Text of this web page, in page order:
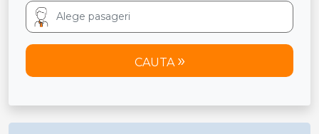
CAUTA